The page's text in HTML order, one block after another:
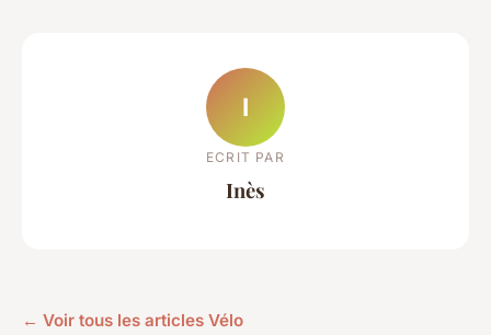
I
ECRIT PAR
Inès
← Voir tous les articles Vélo